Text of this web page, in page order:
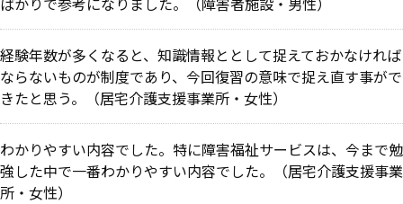
経験年数が多くなると、知識情報ととして捉えておかなければ
ならないものが制度であり、今回復習の意味で捉え直す事がで
きたと思う。
（居宅介護支援事業所・女性）
わかりやすい内容でした。特に障害福祉サービスは、今まで勉
強した中で一番わかりやすい内容でした。（居宅介護支援事業
所・女性）